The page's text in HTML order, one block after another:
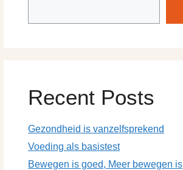
Recent Posts
Gezondheid is vanzelfsprekend
Voeding als basistest
Bewegen is goed, Meer bewegen is